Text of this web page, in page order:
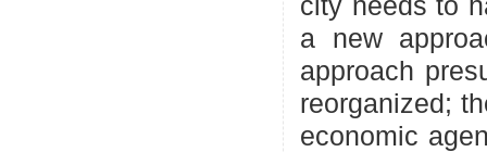
city needs to
a new
approach
reorganized;
economic